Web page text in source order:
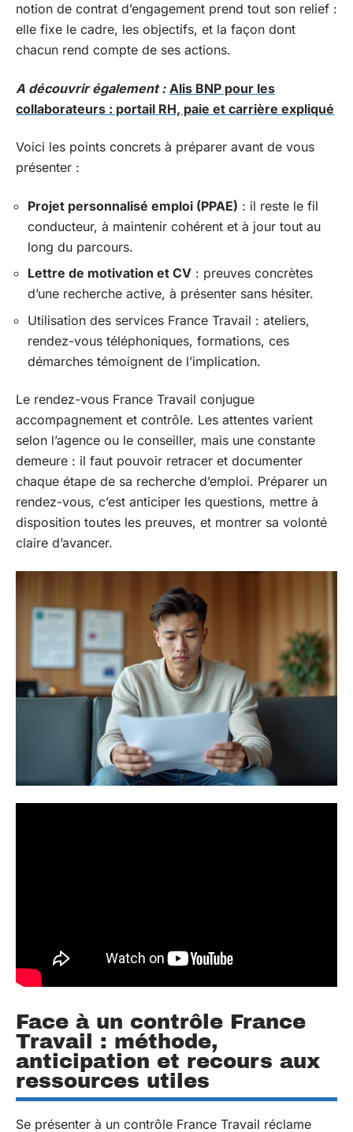
notion de contrat d’engagement prend tout son relief :
elle fixe le cadre, les objectifs, et la façon dont
chacun rend compte de ses actions.
A découvrir également : Alis BNP pour les
collaborateurs : portail RH, paie et carrière expliqué
Voici les points concrets à préparer avant de vous
présenter :
Projet personnalisé emploi (PPAE) : il reste le fil
conducteur, à maintenir cohérent et à jour tout au
long du parcours.
Lettre de motivation et CV : preuves concrètes
d’une recherche active, à présenter sans hésiter.
Utilisation des services France Travail : ateliers,
rendez-vous téléphoniques, formations, ces
démarches témoignent de l’implication.
Le rendez-vous France Travail conjugue
accompagnement et contrôle. Les attentes varient
selon l’agence ou le conseiller, mais une constante
demeure : il faut pouvoir retracer et documenter
chaque étape de sa recherche d’emploi. Préparer un
rendez-vous, c’est anticiper les questions, mettre à
disposition toutes les preuves, et montrer sa volonté
claire d’avancer.
Face à un contrôle France
Travail : méthode,
anticipation et recours aux
ressources utiles
Se présenter à un contrôle France Travail réclame